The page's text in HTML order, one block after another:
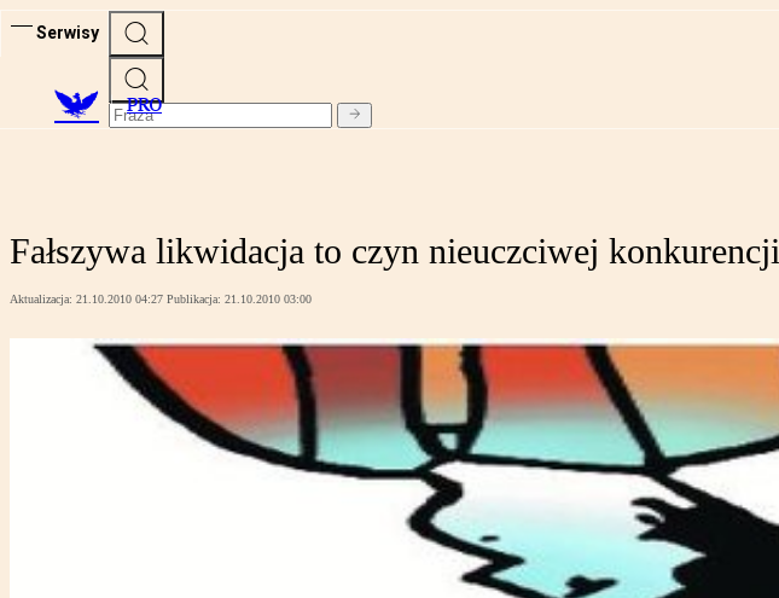
Serwisy
PRO
Fałszywa likwidacja to czyn nieuczciwej konkurencji
Aktualizacja: 21.10.2010 04:27 Publikacja: 21.10.2010 03:00